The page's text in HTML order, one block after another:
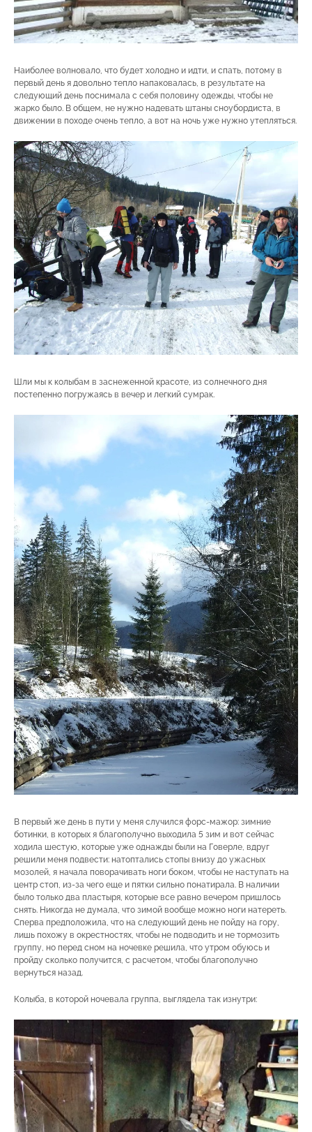
Наиболее волновало, что будет холодно и идти, и спать, потому в
первый день я довольно тепло напаковалась, в результате на
следующий день поснимала с себя половину одежды, чтобы не
жарко было. В общем, не нужно надевать штаны сноубордиста, в
движении в походе очень тепло, а вот на ночь уже нужно утепляться.
Шли мы к колыбам в заснеженной красоте, из солнечного дня
постепенно погружаясь в вечер и легкий сумрак.
В первый же день в пути у меня случился форс-мажор: зимние
ботинки, в которых я благополучно выходила 5 зим и вот сейчас
ходила шестую, которые уже однажды были на Говерле, вдруг
решили меня подвести: натоптались стопы внизу до ужасных
мозолей, я начала поворачивать ноги боком, чтобы не наступать на
центр стоп, из-за чего еще и пятки сильно понатирала. В наличии
было только два пластыря, которые все равно вечером пришлось
снять. Никогда не думала, что зимой вообще можно ноги натереть.
Сперва предположила, что на следующий день не пойду на гору,
лишь похожу в окрестностях, чтобы не подводить и не тормозить
группу, но перед сном на ночевке решила, что утром обуюсь и
пройду сколько получится, с расчетом, чтобы благополучно
вернуться назад.
Колыба, в которой ночевала группа, выглядела так изнутри: